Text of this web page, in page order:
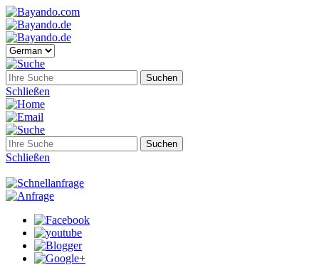
Schließen
Schließen